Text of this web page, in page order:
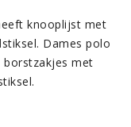
knooplijst met
Dames polo
borstzakjes met